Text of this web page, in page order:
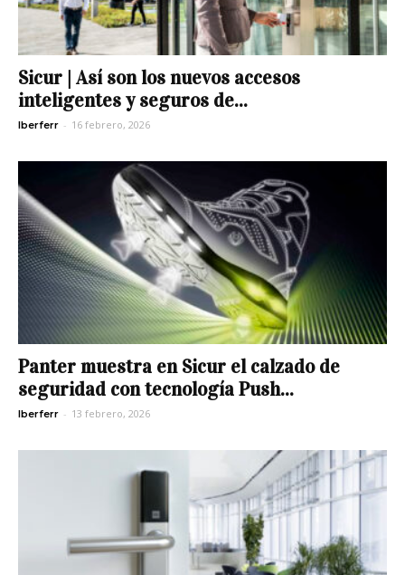
Sicur | Así son los nuevos accesos
inteligentes y seguros de...
Iberferr - 16 febrero, 2026
Panter muestra en Sicur el calzado de
seguridad con tecnología Push...
Iberferr - 13 febrero, 2026